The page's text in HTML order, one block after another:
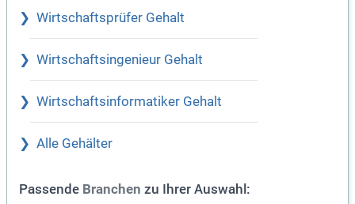
Wirtschaftsprüfer Gehalt
Wirtschaftsingenieur Gehalt
Wirtschaftsinformatiker Gehalt
Alle Gehälter
Passende Branchen zu Ihrer Auswahl: